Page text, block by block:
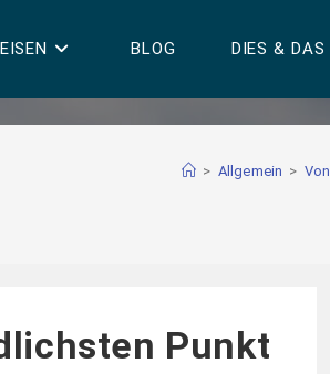
BLOG DIES & DAS
> Allgemein >
Punkt